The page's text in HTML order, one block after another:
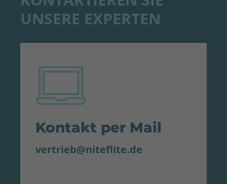
UNSERE EXPERTEN
Kontakt per Mail
vertrieb@niteflite.de